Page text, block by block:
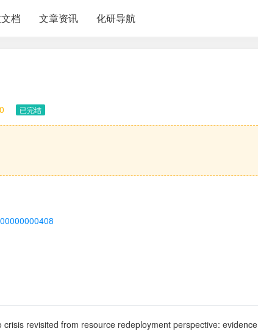
档 文章资讯 化研导航
已完结
revisited from resource redeployment perspective: evidence from China